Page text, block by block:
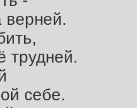
верней.
трудней.
себе.